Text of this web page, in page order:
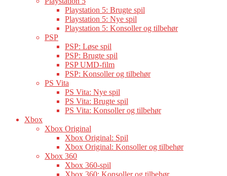
Playstation 5: Brugte spil
Playstation 5: Nye spil
Playstation 5: Konsoller og tilbehør
PSP
PSP: Løse spil
PSP: Brugte spil
PSP UMD-film
PSP: Konsoller og tilbehør
PS Vita
PS Vita: Nye spil
PS Vita: Brugte spil
PS Vita: Konsoller og tilbehør
Xbox
Xbox Original
Xbox Original: Spil
Xbox Original: Konsoller og tilbehør
Xbox 360
Xbox 360-spil